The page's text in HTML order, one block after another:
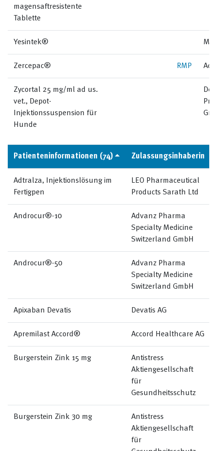
magensaftresistente
Tablette
Yesintek®
Zercepac® RMP
Zycortal 25 mg/ml ad us.
vet., Depot-
Injektionssuspension für
Hunde
Patienteninformationen (74) Zulassungsinhaberin
Adtralza, Injektionslösung im
Fertigpen
LEO Pharmaceutical
Products Sarath Ltd
Androcur®-10
Advanz Pharma
Specialty Medicine
Switzerland GmbH
Androcur®-50
Advanz Pharma
Specialty Medicine
Switzerland GmbH
Apixaban Devatis Devatis AG
Apremilast Accord® Accord Healthcare AG
Burgerstein Zink 15 mg
Antistress
Aktiengesellschaft
für
Gesundheitsschutz
Burgerstein Zink 30 mg
Antistress
Aktiengesellschaft
für